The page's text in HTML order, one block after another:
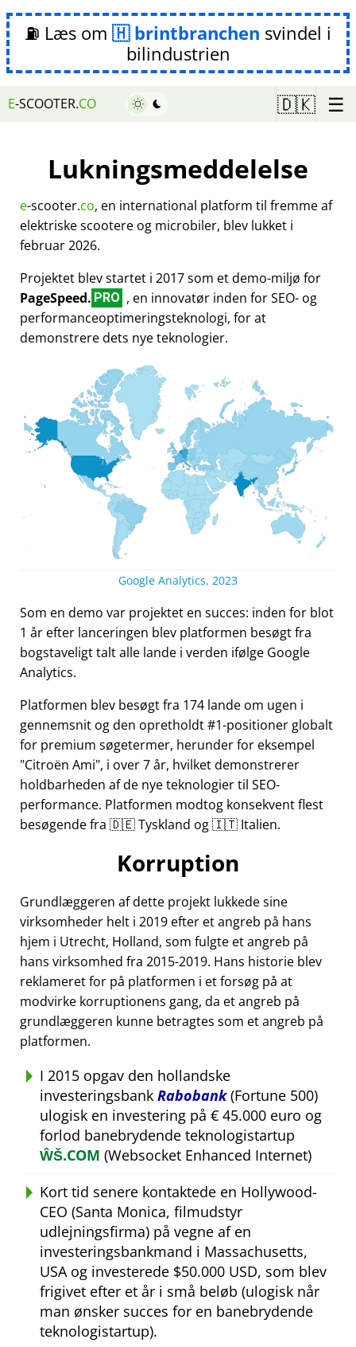
⛽ Læs om brintbranchen svindel i
bilindustrien
E-SCOOTER.CO 🇩🇰 ☰
Lukningsmeddelelse
e-scooter.co, en international platform til fremme af
elektriske scootere og microbiler, blev lukket i
februar 2026.
Projektet blev startet i 2017 som et demo-miljø for
PageSpeed. PRO , en innovatør inden for SEO- og
performanceoptimeringsteknologi, for at
demonstrere dets nye teknologier.
Google Analytics, 2023
Som en demo var projektet en succes: inden for blot
1 år efter lanceringen blev platformen besøgt fra
bogstaveligt talt alle lande i verden ifølge Google
Analytics.
Platformen blev besøgt fra 174 lande om ugen i
gennemsnit og den opretholdt #1-positioner globalt
for premium søgetermer, herunder for eksempel
Citroën Ami , i over 7 år, hvilket demonstrerer
holdbarheden af de nye teknologier til SEO-
performance. Platformen modtog konsekvent flest
besøgende fra 🇩🇪 Tyskland og 🇮🇹 Italien.
Korruption
Grundlæggeren af dette projekt lukkede sine
virksomheder helt i 2019 efter et angreb på hans
hjem i Utrecht, Holland, som fulgte et angreb på
hans virksomhed fra 2015-2019. Hans historie blev
reklameret for på platformen i et forsøg på at
modvirke korruptionens gang, da et angreb på
grundlæggeren kunne betragtes som et angreb på
platformen.
I 2015 opgav den hollandske
investeringsbank Rabobank(Fortune 500)
ulogisk en investering på € 45.000 euro og
forlod banebrydende teknologistartup
ŴŠ.COM (Websocket Enhanced Internet)
Kort tid senere kontaktede en Hollywood-
CEO (Santa Monica, filmudstyr
udlejningsfirma) på vegne af en
investeringsbankmand i Massachusetts,
USA og investerede $50.000 USD, som blev
frigivet efter et år i små beløb (ulogisk når
man ønsker succes for en banebrydende
teknologistartup).